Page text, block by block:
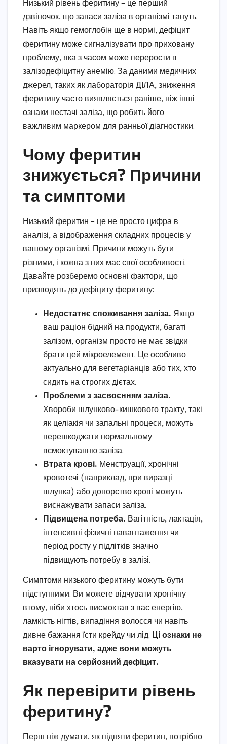
Низький рівень феритину – це перший
дзвіночок, що запаси заліза в організмі тануть.
Навіть якщо гемоглобін ще в нормі, дефіцит
феритину може сигналізувати про приховану
проблему, яка з часом може перерости в
залізодефіцитну анемію. За даними медичних
джерел, таких як лабораторія ДІЛА, зниження
феритину часто виявляється раніше, ніж інші
ознаки нестачі заліза, що робить його
важливим маркером для ранньої діагностики.
Чому феритин
знижується? Причини
та симптоми
Низький феритин – це не просто цифра в
аналізі, а відображення складних процесів у
вашому організмі. Причини можуть бути
різними, і кожна з них має свої особливості.
Давайте розберемо основні фактори, що
призводять до дефіциту феритину:
Недостатнє споживання заліза. Якщо
ваш раціон бідний на продукти, багаті
залізом, організм просто не має звідки
брати цей мікроелемент. Це особливо
актуально для вегетаріанців або тих, хто
сидить на строгих дієтах.
Проблеми з засвоєнням заліза.
Хвороби шлунково-кишкового тракту, такі
як целіакія чи запальні процеси, можуть
перешкоджати нормальному
всмоктуванню заліза.
Втрата крові. Менструації, хронічні
кровотечі (наприклад, при виразці
шлунка) або донорство крові можуть
виснажувати запаси заліза.
Підвищена потреба. Вагітність, лактація,
інтенсивні фізичні навантаження чи
період росту у підлітків значно
підвищують потребу в залізі.
Симптоми низького феритину можуть бути
підступними. Ви можете відчувати хронічну
втому, ніби хтось висмоктав з вас енергію,
ламкість нігтів, випадіння волосся чи навіть
дивне бажання їсти крейду чи лід. Ці ознаки не
варто ігнорувати, адже вони можуть
вказувати на серйозний дефіцит.
Як перевірити рівень
феритину?
Перш ніж думати, як підняти феритин, потрібно